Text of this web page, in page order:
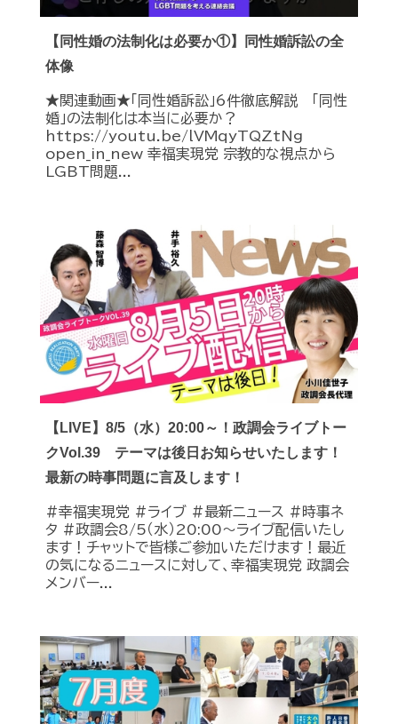
【同性婚の法制化は必要か①】同性婚訴訟の全
体像
★関連動画★「同性婚訴訟」6件徹底解説 「同性
婚」の法制化は本当に必要か？
https://youtu.be/lVMqyTQZtNg
open_in_new 幸福実現党 宗教的な視点から
LGBT問題...
【LIVE】8/5（水）20:00～！政調会ライブトー
クVol.39 テーマは後日お知らせいたします！
最新の時事問題に言及します！
#幸福実現党 #ライブ #最新ニュース #時事ネ
タ #政調会8/5（水）20:00～ライブ配信いたし
ます！チャットで皆様ご参加いただけます！最近
の気になるニュースに対して、幸福実現党 政調会
メンバー...